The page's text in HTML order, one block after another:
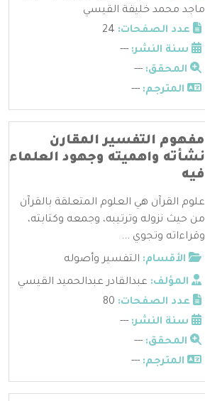
ماجد محمد خليفة القيسي
عدد الصفحات:
سنة النشر: ---
المحقق: ---
المترجم: ---
مفهوم التفسير المقارن
نشأته واهميته وجهود العلماء
فيه
علوم القرآن هي العلوم المتعلقة بالقرآن
من حيث نزوله وترتيبه، وجمعه وكتابته،
وقراءاته وتجوي ...
الأقسام: التفسير وأصوله
المؤلف: عبدالقادر عبدالحميد القيسي
عدد الصفحات:
سنة النشر: ---
المحقق: ---
المترجم: ---